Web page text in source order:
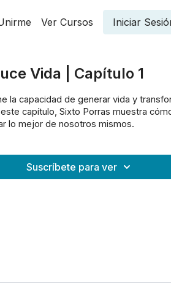
Ver Cursos Iniciar
Vida | Capítulo 1
la capacidad de generar vida y
capítulo, Sixto Porras muestra
lo mejor de nosotros mismos.
Suscríbete para ver